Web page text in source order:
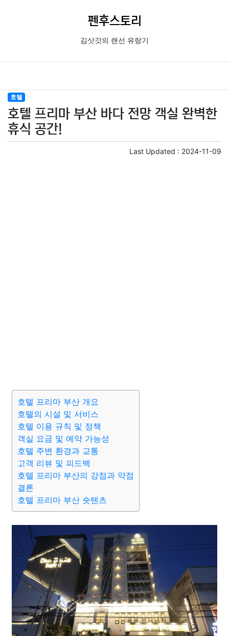
펜후스토리
김삿갓의 랜선 유랑기
호텔
호텔 프리마 부산 바다 전망 객실 완벽한
휴식 공간!
Last Updated : 2024-11-09
호텔 프리마 부산 개요
호텔의 시설 및 서비스
호텔 이용 규칙 및 정책
객실 요금 및 예약 가능성
호텔 주변 환경과 교통
고객 리뷰 및 피드백
호텔 프리마 부산의 강점과 약점
결론
호텔 프리마 부산 숏텐츠